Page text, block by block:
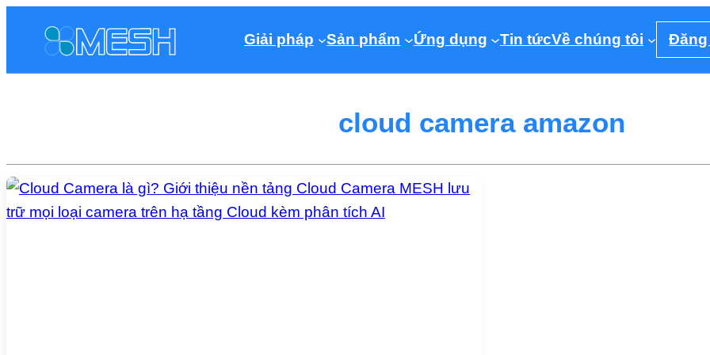
Giải pháp Sản phẩm Ứng dụng Tin tứcVề chúng tôi
cloud camera amazon